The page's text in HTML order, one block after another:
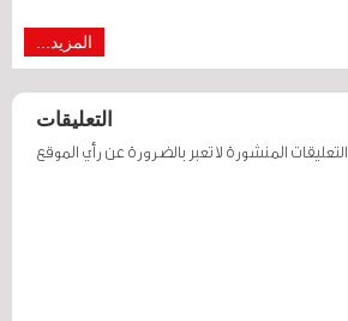
المزيد...
التعليقات
التعليقات المنشورة لا تعبر بالضرورة عن رأي الموقع